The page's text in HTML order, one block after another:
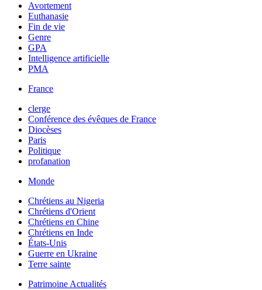
Avortement
Euthanasie
Fin de vie
Genre
GPA
Intelligence artificielle
PMA
France
clerge
Conférence des évêques de France
Diocèses
Paris
Politique
profanation
Monde
Chrétiens au Nigeria
Chrétiens d'Orient
Chrétiens en Chine
Chrétiens en Inde
États-Unis
Guerre en Ukraine
Terre sainte
Patrimoine Actualités